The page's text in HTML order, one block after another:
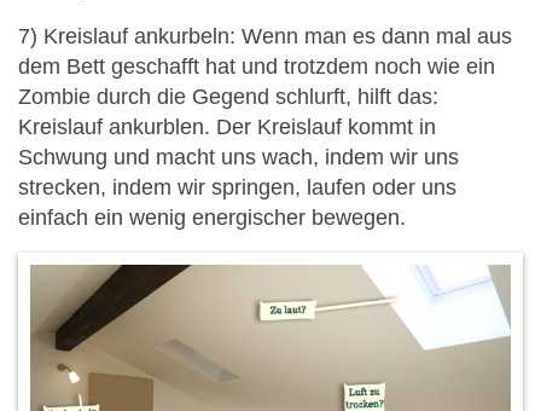
7) Kreislauf ankurbeln: Wenn man es dann mal aus
dem Bett geschafft hat und trotzdem noch wie ein
Zombie durch die Gegend schlurft, hilft das:
Kreislauf ankurblen. Der Kreislauf kommt in
Schwung und macht uns wach, indem wir uns
strecken, indem wir springen, laufen oder uns
einfach ein wenig energischer bewegen.